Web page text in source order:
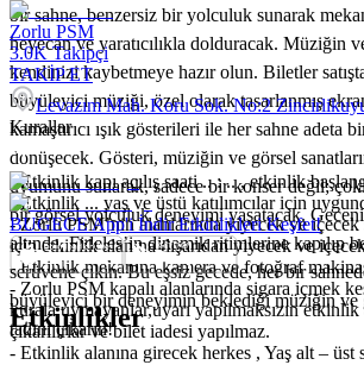
bir sahne, benzersiz bir yolculuk sunarak
heyecan ve yaratıcılıkla dolduracak. Müziğin
kendinizi kaybetmeye hazır olun. Biletler
büyüleyici müziği, özel olarak tasarlanmış
kamaştırıcı ışık gösterileri ile her sahne adeta
dönüşecek. Gösteri, müziğin ve görsel
uyumunu sunarak, sadece bir konser değil;
bir görsel yolculuk deneyimi yaşatacak.
altında, Fideles’in dinamik ritimlerine kapılıp
serüvene çıkın. Bu eşsiz gecede, her bir
büyüleyici bir deneyimin beklediği müziğin ve
tadını çıkarın!
Zorlu PSM
3.0K Takipçi
TAKİP ET
Levazım Mah. Koru Sok. No:2
Kurallar
- Etkinlik kapı açılış saati .. : .. , etkinlik
- Etkinlik ... yaş ve üstü katılımcılar için
- Zorlu PSM’nin alanlarında yiyecek ve içecek
için etkinlik alanına dışarıdan yiyecek ve
- Etkinlik mekanına kamera ve fotoğraf
- Zorlu PSM kapalı alanlarında sigara içmek
kurala uymayanlar,uyarı yapılmaksızın etkinlik
çıkarılırlar ve bilet iadesi yapılmaz.
- Etkinlik alanına girecek herkes , Yaş alt – üst
BUGECE App'i İndir Etkinlikleri Keşfet!
Etkinlikler